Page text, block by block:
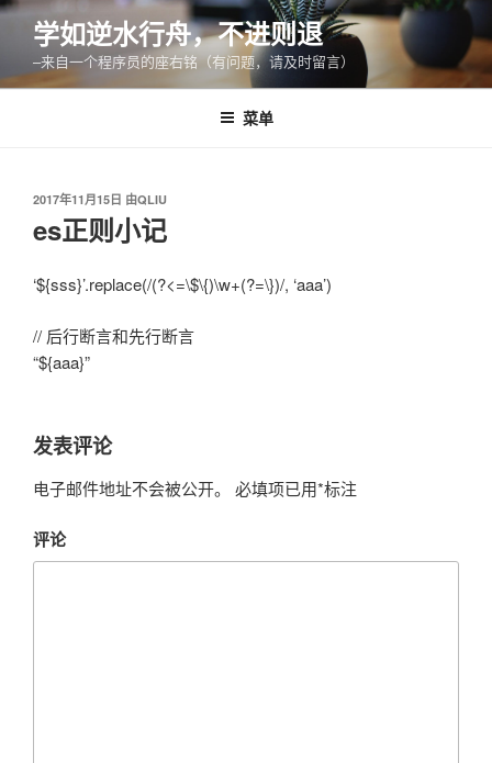
跳
容
学如逆水行舟，不进则退
–来自一个程序员的座右铭（有问题，请及时留言）
菜单
发
于
2017年11月15日 由QLIU
es正则小记
‘${sss}’.replace(/(?<=\$\{)\w+(?=\})/, ‘aaa’)
// 后行断言和先行断言
“${aaa}”
发表评论
电子邮件地址不会被公开。 必填项已用*标注
评论